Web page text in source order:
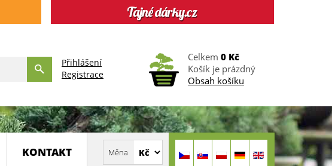
Přihlášení
Registrace
Celkem 0 Kč
Košík je prázdný
Obsah košíku
KONTAKT